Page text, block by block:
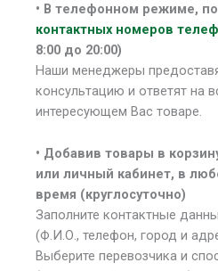
• В телефонном режиме,
контактных номеров
8:00 до 20:00)
Наши менеджеры
консультацию и ответят на
интересующем Вас товаре.
• Добавив товары в
или личный кабинет, в
время (круглосуточно)
Заполните контактные
(Ф.И.О., телефон, город и
Выберите перевозчика и